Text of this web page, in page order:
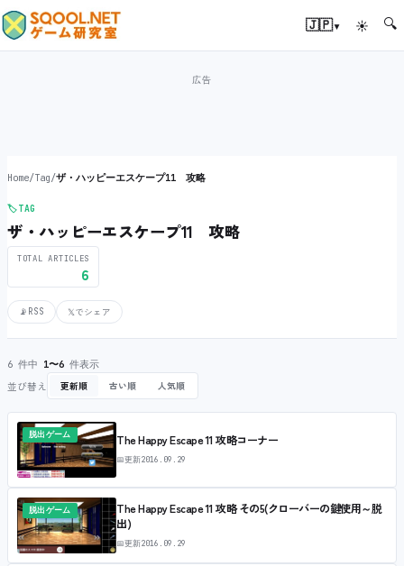
🇯🇵▾ ☀ 🔍
Home/Tag/ザ・ハッピーエスケープ11 攻略
🏷️TAG
ザ・ハッピーエスケープ11 攻略
TOTAL ARTICLES
6
📡 RSS 𝕏でシェア
6 件中 1〜6 件表示
並び替え 更新順 古い順 人気順
脱出ゲーム The Happy Escape 11 攻略コーナー
📅更新2016.09.29
脱出ゲーム
The Happy Escape 11 攻略 その5(クローバーの鍵使用～脱
出)
📅更新2016.09.29